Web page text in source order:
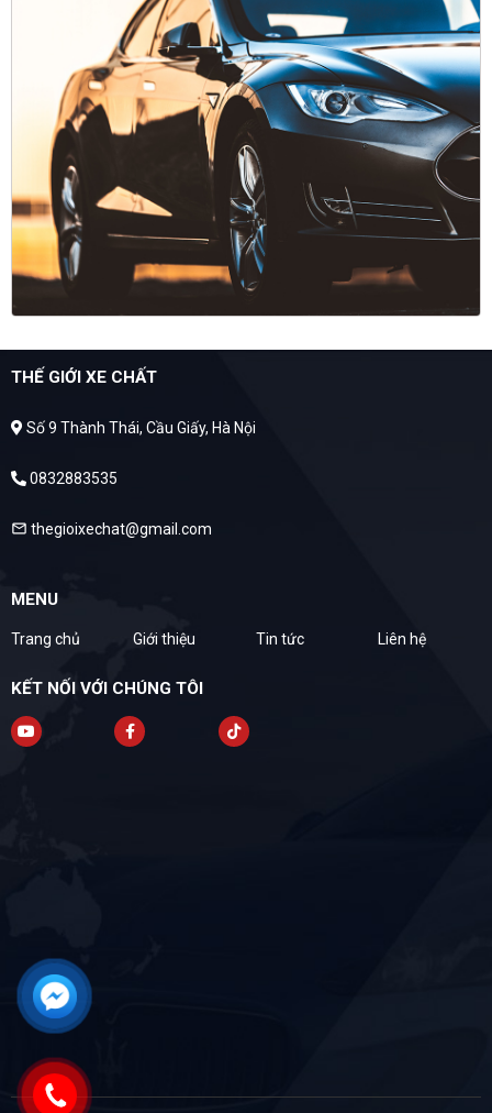
THẾ GIỚI XE CHẤT
Số 9 Thành Thái, Cầu Giấy, Hà Nội
0832883535
mail thegioixechat@gmail.com
MENU
Trang chủ Giới thiệu Tin tức Liên hệ
KẾT NỐI VỚI CHÚNG TÔI